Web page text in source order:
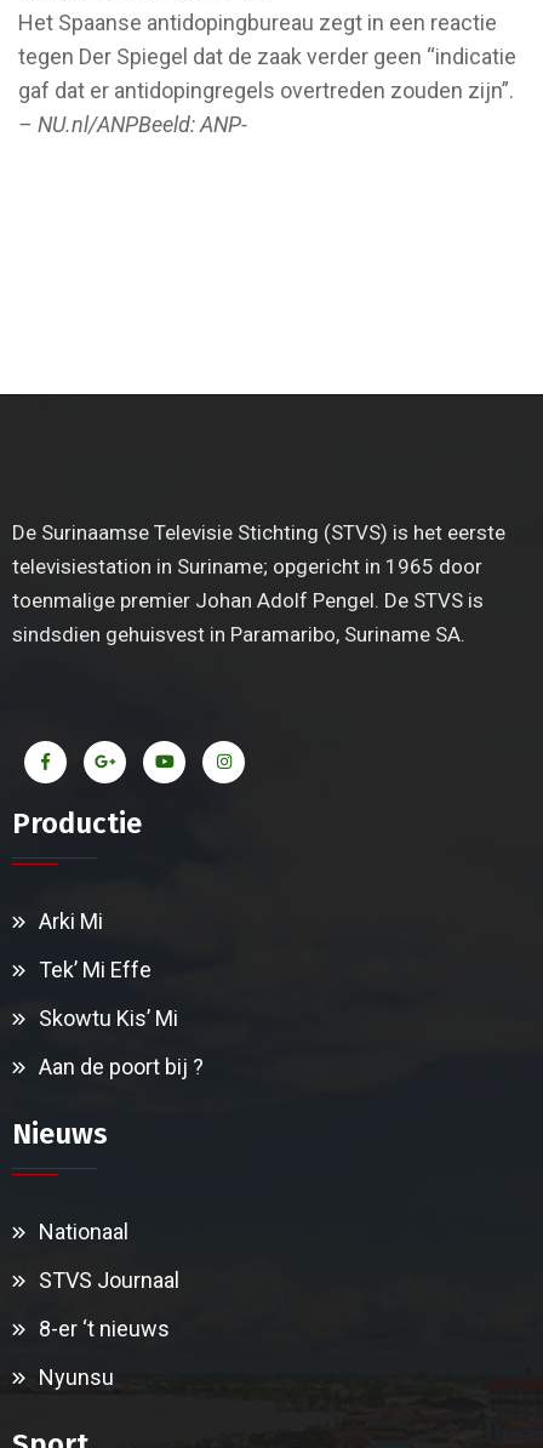
Het Spaanse antidopingbureau zegt in een reactie
tegen Der Spiegel dat de zaak verder geen “indicatie
gaf dat er antidopingregels overtreden zouden zijn”.
– NU.nl/ANPBeeld: ANP-
De Surinaamse Televisie Stichting (STVS) is het eerste
televisiestation in Suriname; opgericht in 1965 door
toenmalige premier Johan Adolf Pengel. De STVS is
sindsdien gehuisvest in Paramaribo, Suriname SA.
Productie
Arki Mi
Tek’ Mi Effe
Skowtu Kis’ Mi
Aan de poort bij ?
Nieuws
Nationaal
STVS Journaal
8-er ‘t nieuws
Nyunsu